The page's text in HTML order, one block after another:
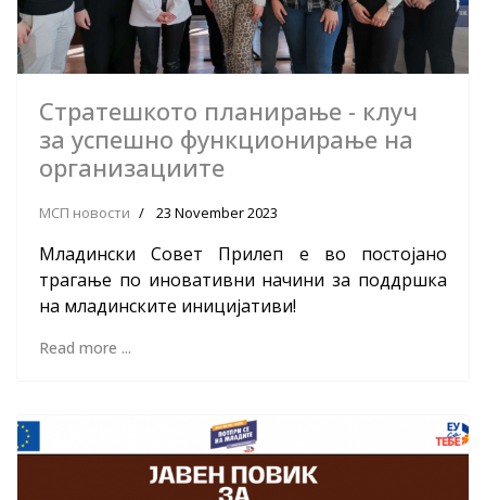
Стратешкото планирање - клуч
за успешно функционирање на
организациите
МСП новости 23 November 2023
Младински Совет Прилеп е во постојано
трагање по иновативни начини за поддршка
на младинските иницијативи!
Read more ...